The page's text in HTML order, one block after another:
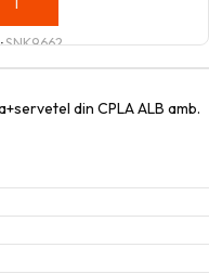
ÎN COȘ
SNK9662
din CPLA ALB amb.